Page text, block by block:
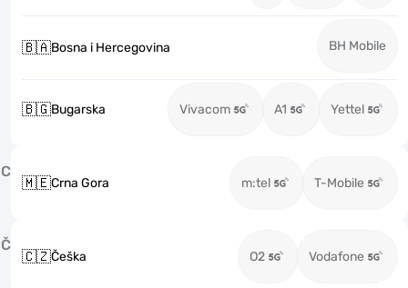
🇧🇦Bosna i Hercegovina BH Mobile
🇧🇬Bugarska Vivacom A1 Yettel
C
🇲🇪Crna Gora m:tel T-Mobile
Č
🇨🇿Češka O2 Vodafone